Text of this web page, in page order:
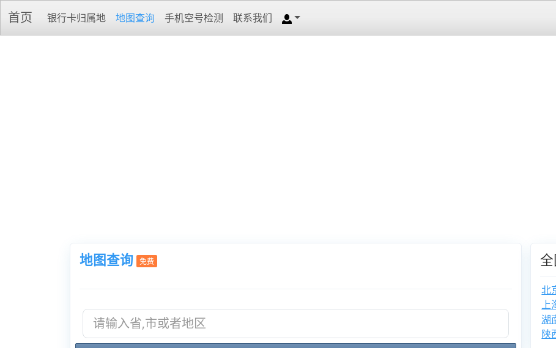
首页 银行卡归属地 地图查询 手机空号检测 联系我们
地图查询 免费
北
上
湖
陕